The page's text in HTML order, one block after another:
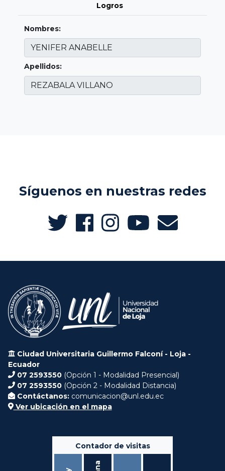
Logros
Nombres:
Apellidos:
Síguenos en nuestras redes
Ciudad Universitaria Guillermo Falconí - Loja -
Ecuador
07 2593550 (Opción 1 - Modalidad Presencial)
07 2593550 (Opción 2 - Modalidad Distancia)
Contáctanos: comunicacion@unl.edu.ec
Ver ubicación en el mapa
Contador de visitas